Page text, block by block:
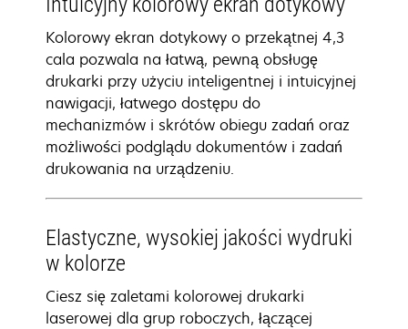
Kolorowy ekran dotykowy o przekątnej 4,3
cala pozwala na łatwą, pewną obsługę
drukarki przy użyciu inteligentnej i intuicyjnej
nawigacji, łatwego dostępu do
mechanizmów i skrótów obiegu zadań oraz
możliwości podglądu dokumentów i zadań
drukowania na urządzeniu.
Elastyczne, wysokiej jakości wydruki
w kolorze
Ciesz się zaletami kolorowej drukarki
laserowej dla grup roboczych, łączącej